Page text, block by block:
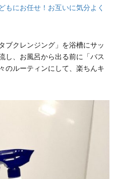
もにお任せ！お互いに気分よく
クレンジング」を浴槽にサッ
し、お風呂から出る前に「バス
のルーティンにして、楽ちんキ